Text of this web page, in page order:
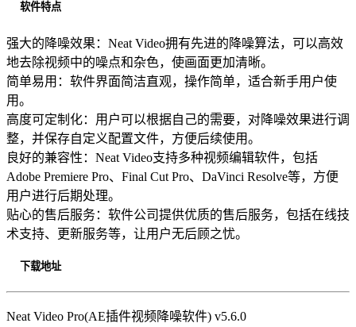
软件特点
强大的降噪效果：Neat Video拥有先进的降噪算法，可以高效
地去除视频中的噪点和杂色，使画面更加清晰。
简单易用：软件界面简洁直观，操作简单，适合新手用户使
用。
高度可定制化：用户可以根据自己的需要，对降噪效果进行调
整，并保存自定义配置文件，方便后续使用。
良好的兼容性：Neat Video支持多种视频编辑软件，包括
Adobe Premiere Pro、Final Cut Pro、DaVinci Resolve等，方便
用户进行后期处理。
贴心的售后服务：软件公司提供优质的售后服务，包括在线技
术支持、更新服务等，让用户无后顾之忧。
下载地址
Neat Video Pro(AE插件视频降噪软件) v5.6.0